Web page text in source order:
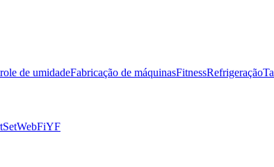
de umidadeFabricação de máquinasFitnessRefrigeração
WebFiYF